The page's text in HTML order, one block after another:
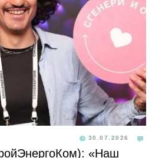
30.07.2026
«Наш